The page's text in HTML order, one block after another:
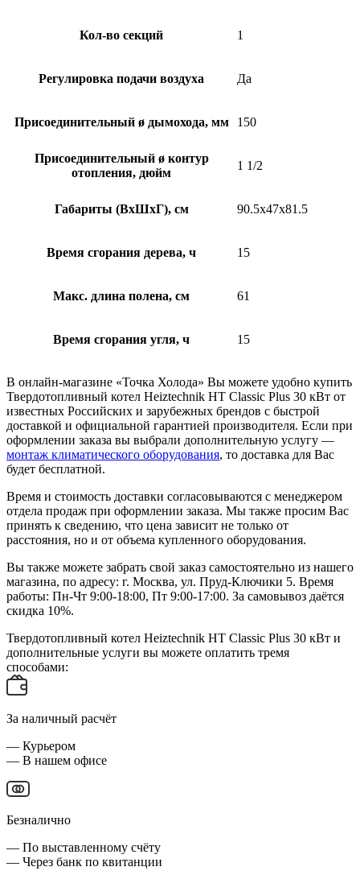
Кол-во секций 1
Регулировка подачи воздуха Да
Присоединительный ø дымохода, мм 150
Присоединительный ø контур
отопления, дюйм
1 1/2
Габариты (ВхШхГ), см 90.5x47x81.5
Время сгорания дерева, ч 15
Макс. длина полена, см 61
Время сгорания угля, ч 15
В онлайн-магазине «Точка Холода» Вы можете удобно купить
Твердотопливный котел Heiztechnik HT Classic Plus 30 кВт от
известных Российских и зарубежных брендов с быстрой
доставкой и официальной гарантией производителя. Если при
оформлении заказа вы выбрали дополнительную услугу —
монтаж климатического оборудования, то доставка для Вас
будет бесплатной.
Время и стоимость доставки согласовываются с менеджером
отдела продаж при оформлении заказа. Мы также просим Вас
принять к сведению, что цена зависит не только от
расстояния, но и от объема купленного оборудования.
Вы также можете забрать свой заказ самостоятельно из нашего
магазина, по адресу: г. Москва, ул. Пруд-Ключики 5. Время
работы: Пн-Чт 9:00-18:00, Пт 9:00-17:00. За самовывоз даётся
скидка 10%.
Твердотопливный котел Heiztechnik HT Classic Plus 30 кВт и
дополнительные услуги вы можете оплатить тремя
способами:
За наличный расчёт
— Курьером
— В нашем офисе
Безналично
— По выставленному счёту
— Через банк по квитанции